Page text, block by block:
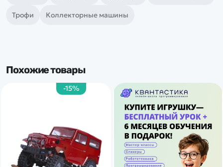
Трофи Коллекторные машины
Похожие товары
-15%